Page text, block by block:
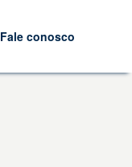
Fale conosco